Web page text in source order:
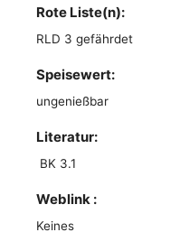
Rote Liste(n):
RLD 3 gefährdet
Speisewert:
ungenießbar
Literatur:
BK 3.1
Weblink :
Keines